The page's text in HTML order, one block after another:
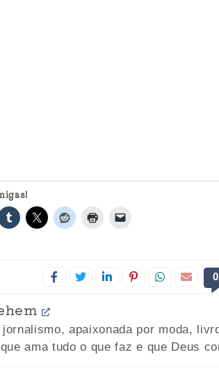
0
jornalismo, apaixonada por moda,
ama tudo o que faz e que Deus